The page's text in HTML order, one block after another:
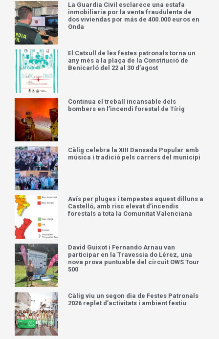
La Guardia Civil esclarece una estafa
inmobiliaria por la venta fraudulenta de
dos viviendas por más de 400.000 euros en
Onda
El Catxull de les festes patronals torna un
any més a la plaça de la Constitució de
Benicarló del 22 al 30 d’agost
Continua el treball incansable dels
bombers en l’incendi forestal de Tírig
Càlig celebra la XIII Dansada Popular amb
música i tradició pels carrers del municipi
Avís per pluges i tempestes aquest dilluns a
Castelló, amb risc elevat d’incendis
forestals a tota la Comunitat Valenciana
David Guixot i Fernando Arnau van
participar en la Travessia do Lérez, una
nova prova puntuable del circuit OWS Tour
500
Càlig viu un segon dia de Festes Patronals
2026 replet d’activitats i ambient festiu